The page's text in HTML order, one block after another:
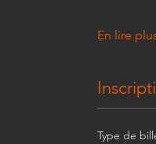
En lire
Type de